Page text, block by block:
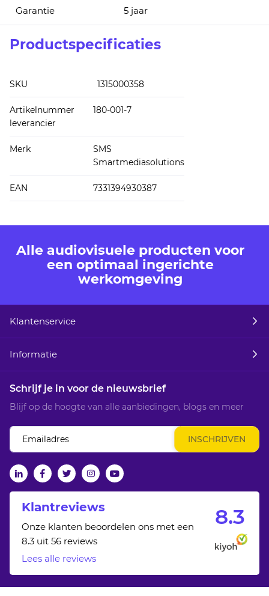
Garantie 5 jaar
Productspecificaties
SKU 1315000358
Artikelnummer
leverancier
180-001-7
Merk
SMS
Smartmediasolutions
EAN 7331394930387
Alle audiovisuele producten voor
een optimaal ingerichte
werkomgeving
Klantenservice
Informatie
Schrijf je in voor de nieuwsbrief
Blijf op de hoogte van alle aanbiedingen, blogs en meer
Abonneer
u
onze
nieuwsbrief
INSCHRIJVEN
linkedinfacebook
twitterInstagramYoutube
Klantreviews
Onze klanten beoordelen ons met een
8.3 uit 56 reviews
Lees alle reviews
8.3